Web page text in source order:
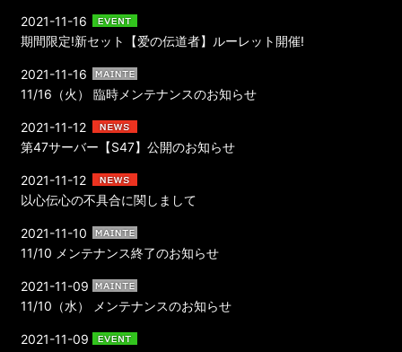
期間限定!新セット【爱の伝道者】ルーレット開催!
2021-11-16
11/16（火） 臨時メンテナンスのお知らせ
2021-11-16
第47サーバー【S47】公開のお知らせ
2021-11-12
以心伝心の不具合に関しまして
2021-11-12
11/10 メンテナンス終了のお知らせ
2021-11-10
11/10（水） メンテナンスのお知らせ
2021-11-09
2021-11-09